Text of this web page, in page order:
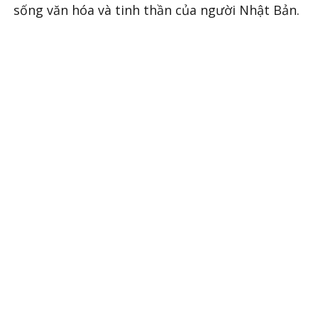
sống văn hóa và tinh thần của người Nhật Bản.